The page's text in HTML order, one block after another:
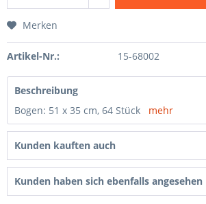
Merken
Artikel-Nr.: 15-68002
Beschreibung
Bogen: 51 x 35 cm, 64 Stück mehr
Kunden kauften auch
Kunden haben sich ebenfalls angesehen